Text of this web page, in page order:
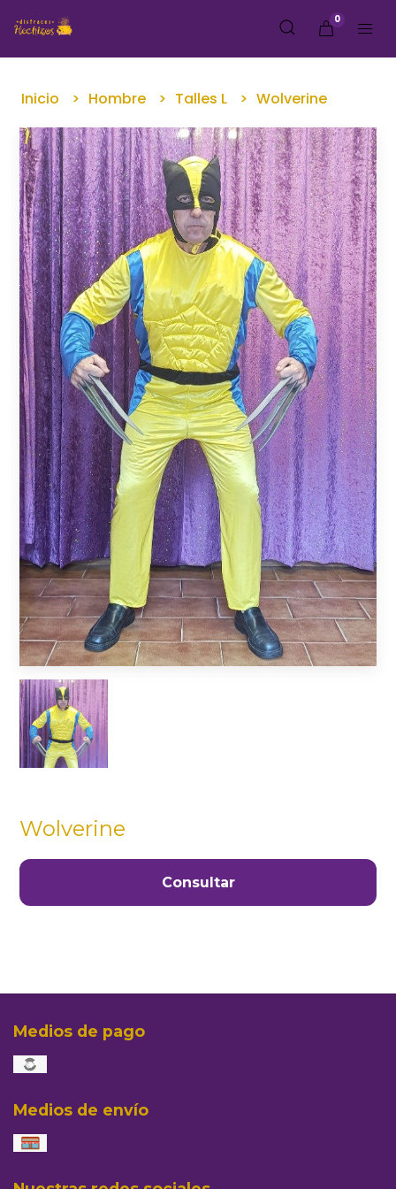
0
Inicio Hombre Talles L Wolverine
Wolverine
Consultar
Medios de pago
Medios de envío